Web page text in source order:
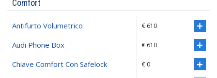
Comfort
Antifurto Volumetrico € 610
Audi Phone Box € 610
Chiave Comfort Con Safelock € 0